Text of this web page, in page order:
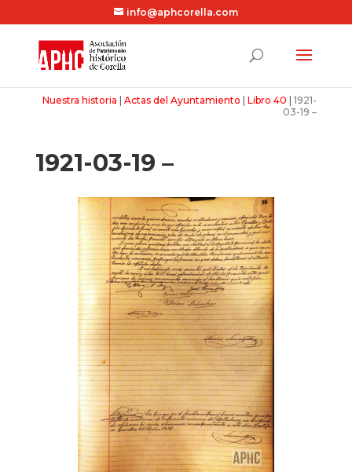
info@aphcorella.com
Nuestra historia |Actas del Ayuntamiento |Libro 40 |1921-
03-19 –
1921-03-19 –